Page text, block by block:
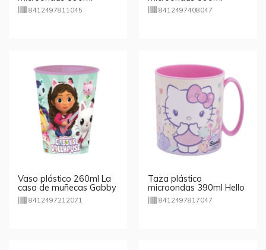
Mickey and Friends
8412497811045
Minecraft Creeper Green
8412497408047
Vaso plástico 260ml La
casa de muñecas Gabby
8412497212071
Taza plástico
microondas 390ml Hello
Kitty8412497817047